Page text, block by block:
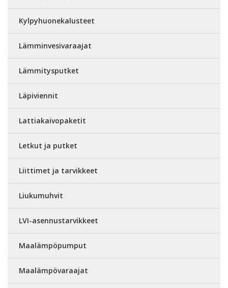
Kylpyhuonekalusteet
Lämminvesivaraajat
Lämmitysputket
Läpiviennit
Lattiakaivopaketit
Letkut ja putket
Liittimet ja tarvikkeet
Liukumuhvit
LVI-asennustarvikkeet
Maalämpöpumput
Maalämpövaraajat